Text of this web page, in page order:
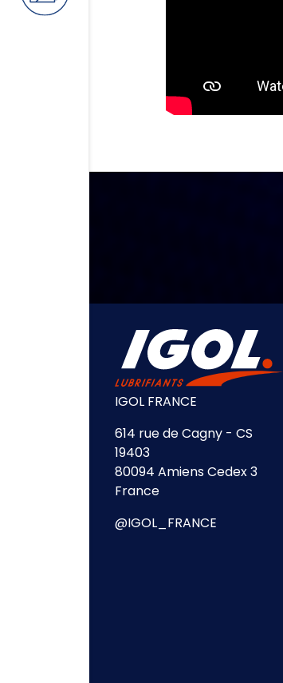
IGOL FRANCE
614 rue de Cagny - CS
19403
80094 Amiens Cedex 3
France
@IGOL_FRANCE